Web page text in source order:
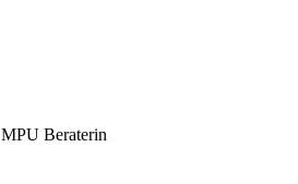
MPU Beraterin